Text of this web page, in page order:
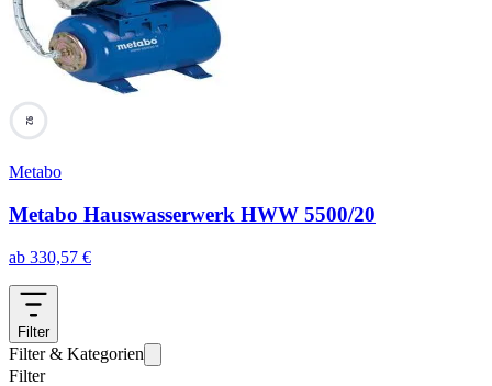
92
Metabo
Metabo Hauswasserwerk HWW 5500/20
ab 330,57 €
Filter
Filter & Kategorien
Filter